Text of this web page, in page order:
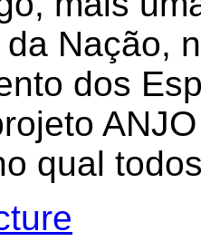
Nação,
dos
qual